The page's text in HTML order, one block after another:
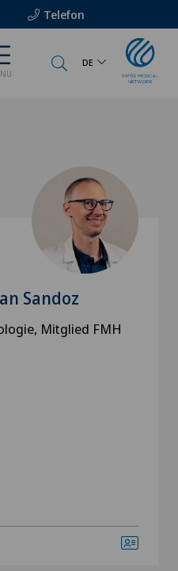
Telefon
DE
Sandoz
Mitglied FMH